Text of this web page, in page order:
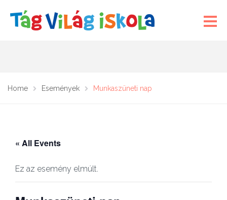
Home Események Munkaszüneti nap
« All Events
Ez az esemény elmúlt.